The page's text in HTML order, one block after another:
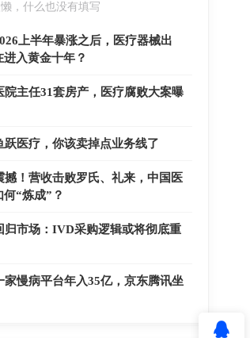
，什么也没有填写
上半年暴涨之后，医疗器械出
进入黄金十年？
院主任31套房产，医疗腐败大案曝
跃医疗，你该卖掉点业务线了
撼！营收击败罗氏、礼来，中国医
“炼成”？
归市场：IVD采购逻辑或将彻底重
家慢病平台年入35亿，京东腾讯坐